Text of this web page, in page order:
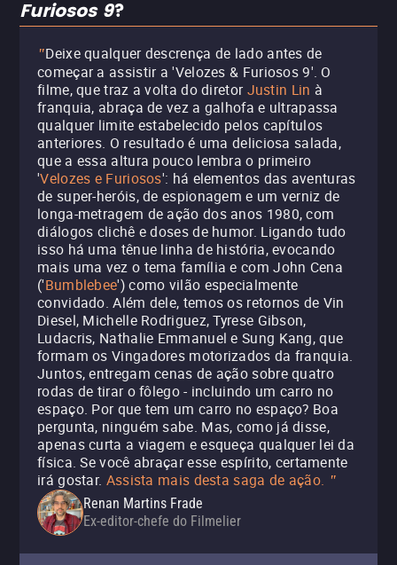
Furiosos 9?
"Deixe qualquer descrença de lado antes de
começar a assistir a 'Velozes & Furiosos 9'. O
filme, que traz a volta do diretor Justin Lin à
franquia, abraça de vez a galhofa e ultrapassa
qualquer limite estabelecido pelos capítulos
anteriores. O resultado é uma deliciosa salada,
que a essa altura pouco lembra o primeiro
'Velozes e Furiosos': há elementos das aventuras
de super-heróis, de espionagem e um verniz de
longa-metragem de ação dos anos 1980, com
diálogos clichê e doses de humor. Ligando tudo
isso há uma tênue linha de história, evocando
mais uma vez o tema família e com John Cena
('Bumblebee') como vilão especialmente
convidado. Além dele, temos os retornos de Vin
Diesel, Michelle Rodriguez, Tyrese Gibson,
Ludacris, Nathalie Emmanuel e Sung Kang, que
formam os Vingadores motorizados da franquia.
Juntos, entregam cenas de ação sobre quatro
rodas de tirar o fôlego - incluindo um carro no
espaço. Por que tem um carro no espaço? Boa
pergunta, ninguém sabe. Mas, como já disse,
apenas curta a viagem e esqueça qualquer lei da
física. Se você abraçar esse espírito, certamente
irá gostar. Assista mais desta saga de ação. "
Renan Martins Frade
Ex-editor-chefe do Filmelier